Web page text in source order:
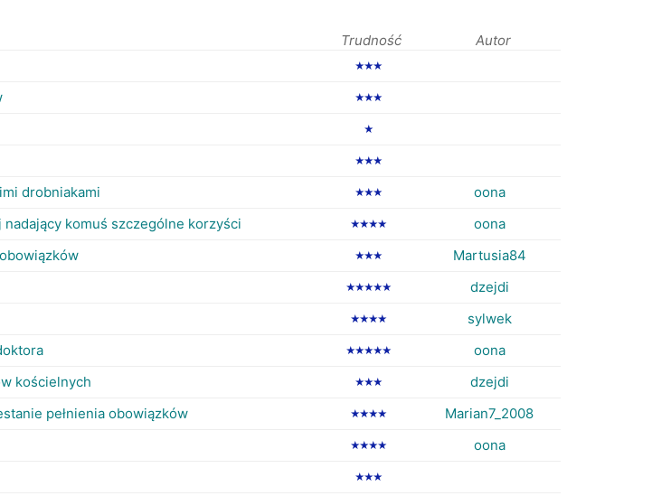
Trudność Autor
★★★
★★★
★
★★★
drobniakami ★★★ oona
komuś szczególne korzyści ★★★★ oona
★★★ Martusia84
★★★★★ dzejdi
★★★★ sylwek
★★★★★ oona
kościelnych ★★★ dzejdi
pełnienia obowiązków ★★★★ Marian7_2008
★★★★ oona
★★★